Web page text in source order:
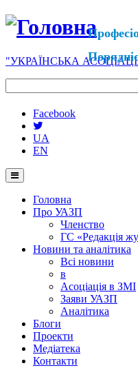
"УКРАЇНСЬКА
Facebook
UA
EN
Головна
Про УАЗП
Членство
ГС «Редакція
Новини та аналітика
Всі новини
в
Асоціація в ЗМІ
Заяви УАЗП
Аналітика
Блоги
Проекти
Медіатека
Контакти